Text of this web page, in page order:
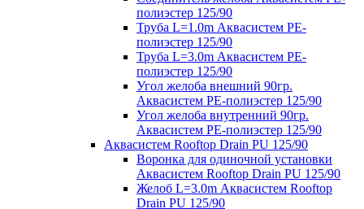
полиэстер 125/90
Труба L=1.0m Аквасистем PE-
полиэстер 125/90
Труба L=3.0m Аквасистем PE-
полиэстер 125/90
Угол желоба внешний 90гр.
Аквасистем PE-полиэстер 125/90
Угол желоба внутренний 90гр.
Аквасистем PE-полиэстер 125/90
Аквасистем Rooftop Drain PU 125/90
Воронка для одиночной установки
Аквасистем Rooftop Drain PU 125/90
Желоб L=3.0m Аквасистем Rooftop
Drain PU 125/90